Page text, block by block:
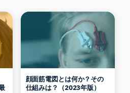
顔面筋電図とは何か？その
仕組みは？（2023年版）